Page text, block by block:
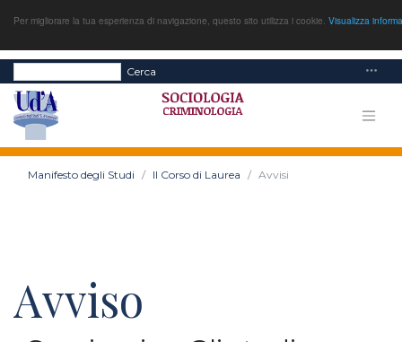
Per migliorare la tua esperienza di navigazione, questo sito utilizza i cookie. Visualizza
Cerca
Manifesto degli Studi Il Corso di Laurea Avvisi
Avviso